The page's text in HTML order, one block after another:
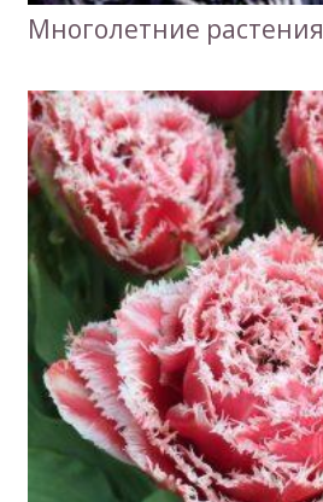
Многолетние растения